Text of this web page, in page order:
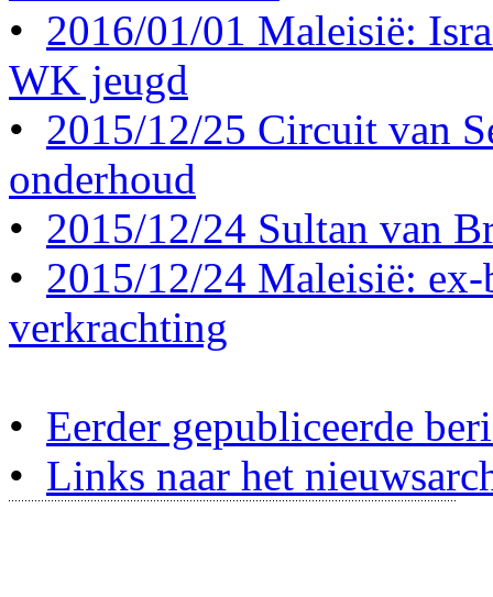
• 2016/01/01 Maleisië:
WK jeugd
• 2015/12/25 Circuit van
onderhoud
• 2015/12/24 Sultan van
• 2015/12/24 Maleisië:
verkrachting
• Eerder gepubliceerde
• Links naar het